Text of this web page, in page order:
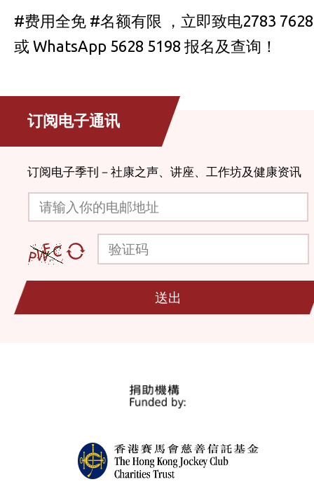
#费用全免 #名额有限 ，立即致电2783 7628
或 WhatsApp 5628 5198 报名及查询！
订阅电子通讯
订阅电子季刊－社康之声、讲座、工作坊及健康资讯
请输入你的电邮地址
验证码
送出